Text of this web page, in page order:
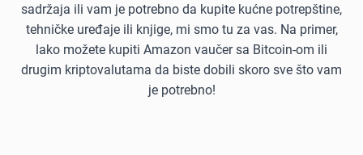
sadržaja ili vam je potrebno da kupite kućne potrepštine,
tehničke uređaje ili knjige, mi smo tu za vas. Na primer,
lako možete kupiti Amazon vaučer sa Bitcoin-om ili
drugim kriptovalutama da biste dobili skoro sve što vam
je potrebno!